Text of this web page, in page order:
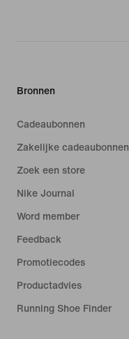
Bronnen
Cadeaubonnen
Zakelijke cadeaubonnen
Zoek een store
Nike Journal
Word member
Feedback
Promotiecodes
Productadvies
Running Shoe Finder